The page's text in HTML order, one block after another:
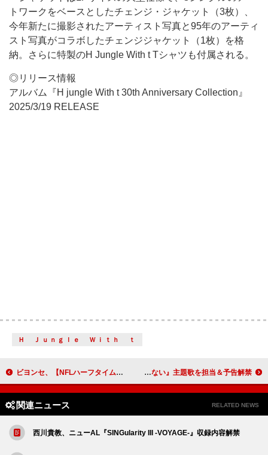
トワークをベースとしたチェンジ・ジャケット（3枚）、
今年新たに撮影されたアーティスト写真と95年のアーティ
スト写真がコラボしたチェンジジャケット（1枚）を格
納。さらに特製のH Jungle With t Tシャツも付属される。
◎リリース情報
アルバム『H jungle With t 30th Anniversary Collection』
2025/3/19 RELEASE
Ｈ Ｊｕｎｇｌｅ Ｗｉｔｈ ｔ
ビヨンセ、【NFLハーフタイム・ショー】がNetflix特別番組として配信決定 清水美依紗、ドラマ『家政婦クロミは腐った家族を許さない』主題歌を担当＆予告解禁
関連ニュース RELATED NEWS
西川貴教、ニューAL『SINGularity III -VOYAGE-』収録内容解禁